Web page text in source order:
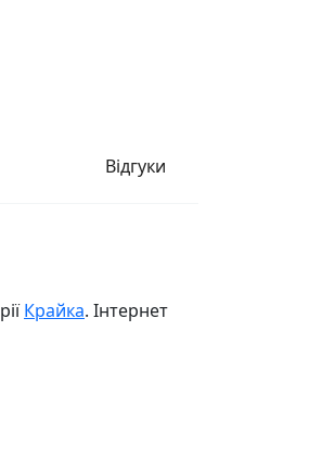
Відгуки
Крайка. Інтернет